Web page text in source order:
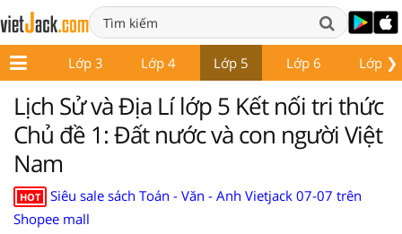
❯
2 Lớp 3 Lớp 4 Lớp 5 Lớp 6 Lớp 7
Lịch Sử và Địa Lí lớp 5 Kết nối tri thức
Chủ đề 1: Đất nước và con người Việt
Nam
HOT
Siêu sale sách Toán - Văn - Anh Vietjack 07-07 trên
Shopee mall